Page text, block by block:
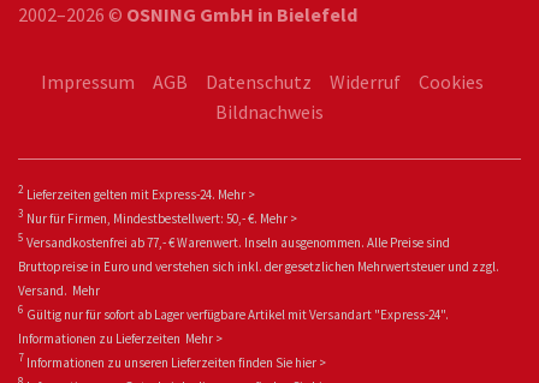
2002–2026 © OSNING GmbH in Bielefeld
Impressum AGB Datenschutz Widerruf
Cookies
Bildnachweis
2 Lieferzeiten gelten mit Express-24. Mehr >
3 Nur für Firmen, Mindestbestellwert: 50,- €. Mehr >
5 Versandkostenfrei ab 77,- € Warenwert. Inseln ausgenommen. Alle Preise sind
Bruttopreise in Euro und verstehen sich inkl. der gesetzlichen Mehrwertsteuer und zzgl.
Versand. Mehr
6 Gültig nur für sofort ab Lager verfügbare Artikel mit Versandart "Express-24".
Informationen zu Lieferzeiten Mehr >
7 Informationen zu unseren Lieferzeiten finden Sie hier >